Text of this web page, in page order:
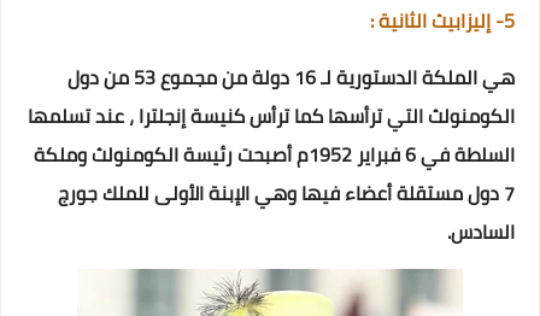
5- إليزابيث الثانية :
هي الملكة الدستورية لـ 16 دولة من مجموع 53 من دول
الكومنولث التي ترأسها كما ترأس كنيسة إنجلترا ، عند تسلمها
السلطة في 6 فبراير 1952م أصبحت رئيسة الكومنولث وملكة
7 دول مستقلة أعضاء فيها وهي الإبنة الأولى للملك جورج
السادس.